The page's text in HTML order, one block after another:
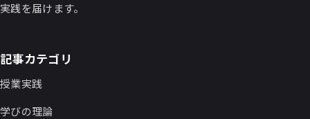
実践を届けます。
記事カテゴリ
授業実践
学びの理論